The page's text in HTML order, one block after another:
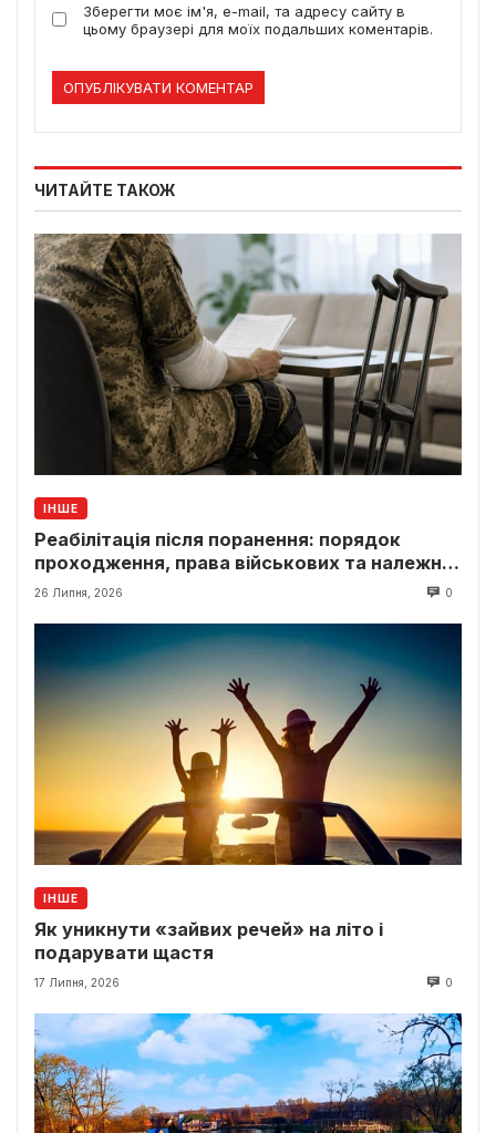
Зберегти моє ім'я, e-mail, та адресу сайту в
цьому браузері для моїх подальших коментарів.
ЧИТАЙТЕ ТАКОЖ
ІНШЕ
Реабілітація після поранення: порядок
проходження, права військових та належні
виплати
26 Липня, 2026 0
ІНШЕ
Як уникнути «зайвих речей» на літо і
подарувати щастя
17 Липня, 2026 0